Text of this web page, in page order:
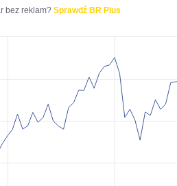
bez reklam? Sprawdź BR Plus